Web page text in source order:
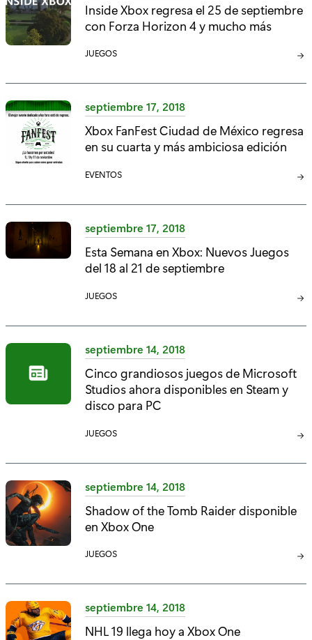
O
R
A
Inside Xbox regresa el 25 de septiembre
con Forza Horizon 4 y mucho más
C
T
G
O
R
A
JUEGOS
septiembre 17, 2018
Xbox FanFest Ciudad de México regresa
en su cuarta y más ambiciosa edición
C
T
G
O
R
A
EVENTOS
septiembre 17, 2018
Esta Semana en Xbox: Nuevos Juegos
del 18 al 21 de septiembre
C
T
G
O
R
Í
:
JUEGOS
septiembre 14, 2018
Cinco grandiosos juegos de Microsoft
Studios ahora disponibles en Steam y
disco para PC
C
T
G
O
R
A
JUEGOS
septiembre 14, 2018
Shadow of the Tomb Raider disponible
en Xbox One
C
T
G
O
JUEGOS
septiembre 14, 2018
NHL 19 llega hoy a Xbox One